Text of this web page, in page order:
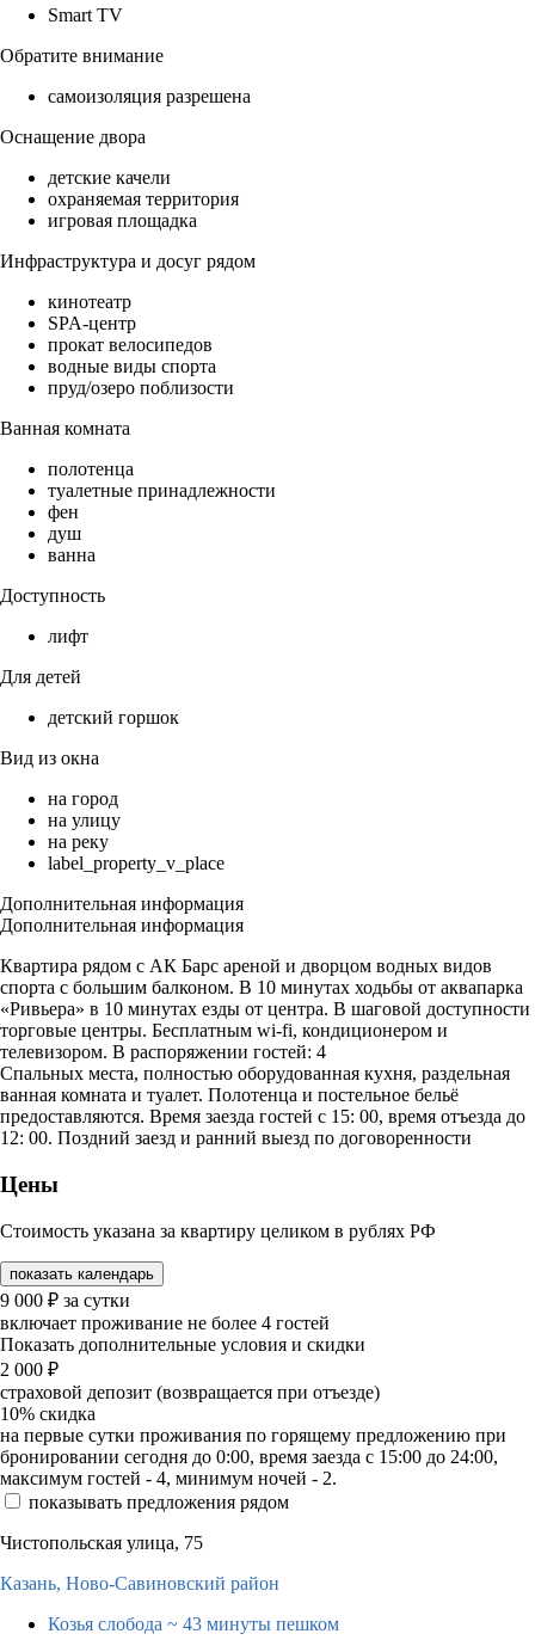
Smart TV
Обратите внимание
самоизоляция разрешена
Оснащение двора
детские качели
охраняемая территория
игровая площадка
Инфраструктура и досуг рядом
кинотеатр
SPA-центр
прокат велосипедов
водные виды спорта
пруд/озеро поблизости
Ванная комната
полотенца
туалетные принадлежности
фен
душ
ванна
Доступность
лифт
Для детей
детский горшок
Вид из окна
на город
на улицу
на реку
label_property_v_place
Дополнительная информация
Дополнительная информация
Квартира рядом с АК Барс ареной и дворцом водных видов
спорта с большим балконом. В 10 минутах ходьбы от аквапарка
«Ривьера» в 10 минутах езды от центра. В шаговой доступности
торговые центры. Бесплатным wi-fi, кондиционером и
телевизором. В распоряжении гостей: 4
Спальных места, полностью оборудованная кухня, раздельная
ванная комната и туалет. Полотенца и постельное бельё
предоставляются. Время заезда гостей с 15: 00, время отъезда до
12: 00. Поздний заезд и ранний выезд по договоренности
Цены
Стоимость указана за квартиру целиком в рублях РФ
показать календарь
9 000 ₽ за сутки
включает проживание не более 4 гостей
Показать дополнительные условия и скидки
2 000 ₽
страховой депозит (возвращается при отъезде)
10% скидка
на первые сутки проживания по горящему предложению при
бронировании сегодня до 0:00, время заезда с 15:00 до 24:00,
максимум гостей - 4, минимум ночей - 2.
показывать предложения рядом
Чистопольская улица, 75
Казань, Ново-Савиновский район
Козья слобода ~ 43 минуты пешком